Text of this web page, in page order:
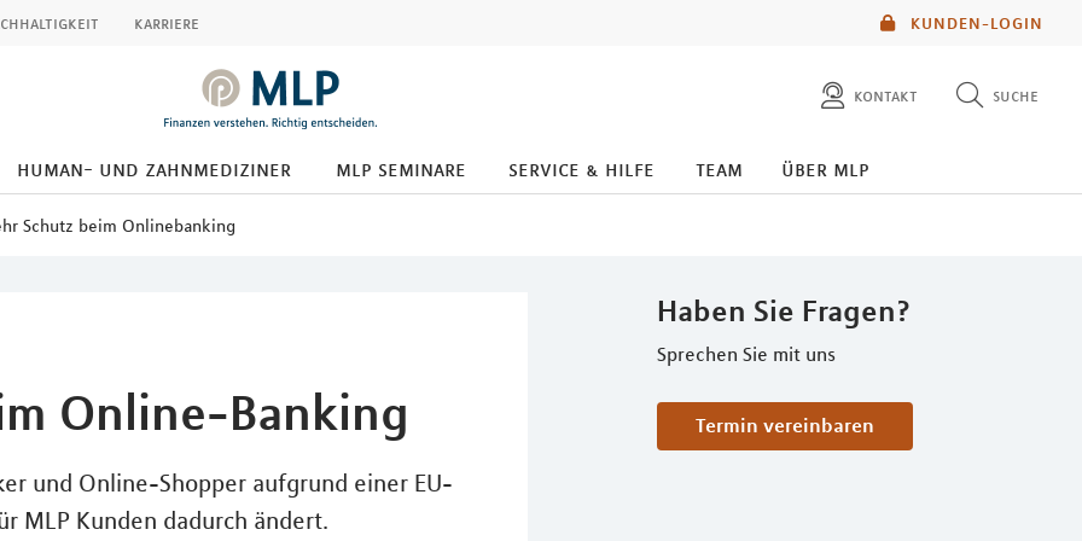
KUNDEN-LOGIN
karriere
kontakt
kontakt
suche
diese website durchsuchen
human- und zahnmediziner mlp seminare service & hilfe team über mlp
Schutz beim Onlinebanking
Online-Banking
und Online-Shopper aufgrund einer EU-
MLP Kunden dadurch ändert.
Haben Sie Fragen?
Sprechen Sie mit uns
Termin vereinbaren